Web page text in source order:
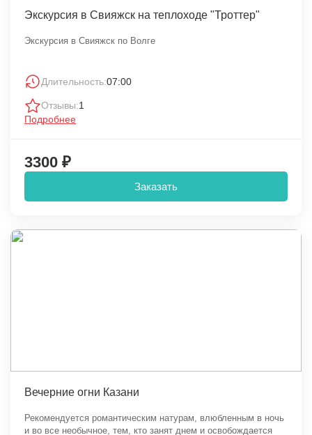
Экскурсия в Свияжск на теплоходе "Троттер"
Экскурсия в Свияжск по Волге
Длительность:07:00
Отзывы:1
Подробнее
3300 ₽
Заказать
Вечерние огни Казани
Рекомендуется романтическим натурам, влюбленным в ночь
и во все необычное, тем, кто занят днем и освобождается